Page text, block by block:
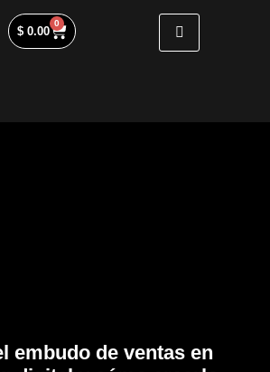
$0.00
0
embudo de ventas en